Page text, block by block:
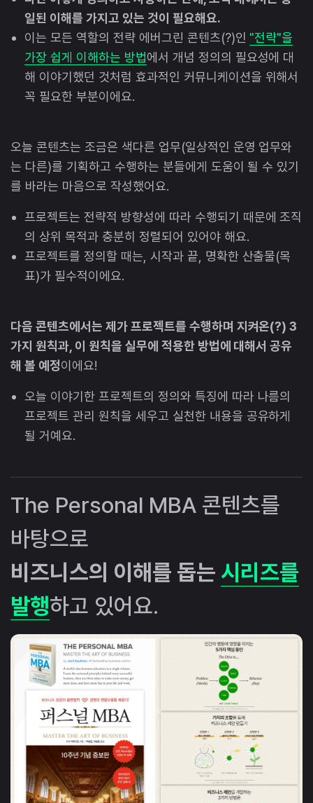
일된 이해를 가지고 있는 것이 필요해요.
이는 모든 역할의 전략 에버그린 콘텐츠(?)인 "전략"을
가장 쉽게 이해하는 방법에서 개념 정의의 필요성에 대
해 이야기했던 것처럼 효과적인 커뮤니케이션을 위해서
꼭 필요한 부분이에요.
오늘 콘텐츠는 조금은 색다른 업무(일상적인 운영 업무와
는 다른)를 기획하고 수행하는 분들에게 도움이 될 수 있기
를 바라는 마음으로 작성했어요.
프로젝트는 전략적 방향성에 따라 수행되기 때문에 조직
의 상위 목적과 충분히 정렬되어 있어야 해요.
프로젝트를 정의할 때는, 시작과 끝, 명확한 산출물(목
표)가 필수적이에요.
다음 콘텐츠에서는 제가 프로젝트를 수행하며 지켜온(?) 3
가지 원칙과, 이 원칙을 실무에 적용한 방법에 대해서 공유
해 볼 예정이에요!
오늘 이야기한 프로젝트의 정의와 특징에 따라 나름의
프로젝트 관리 원칙을 세우고 실천한 내용을 공유하게
될 거예요.
The Personal MBA 콘텐츠를
바탕으로
비즈니스의 이해를 돕는 시리즈를
발행하고 있어요.